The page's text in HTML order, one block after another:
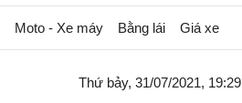
Moto - Xe máy Bằng lái Giá xe
Thứ bảy, 31/07/2021, 19:29